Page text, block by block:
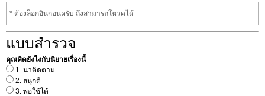
* ต้องล็อกอินก่อนครับ ถึงสามารถโหวดได้
แบบสำรวจ
คุณคิดยังไงกับนิยายเรื่องนี้
1. น่าติดตาม
2. สนุกดี
3. พอใช้ได้